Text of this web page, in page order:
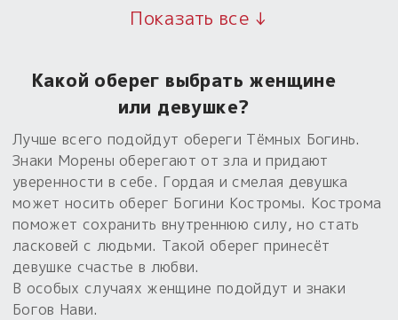
Показать все ↓
Какой оберег выбрать женщине
или девушке?
Лучше всего подойдут обереги Тёмных Богинь.
Знаки Морены оберегают от зла и придают
уверенности в себе. Гордая и смелая девушка
может носить оберег Богини Костромы. Кострома
поможет сохранить внутреннюю силу, но стать
ласковей с людьми. Такой оберег принесёт
девушке счастье в любви.
В особых случаях женщине подойдут и знаки
Богов Нави.